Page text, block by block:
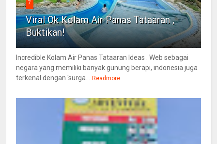
7
Viral Ok Kolam Air Panas Tataaran ,
Buktikan!
Incredible Kolam Air Panas Tataaran Ideas . Web sebagai
negara yang memiliki banyak gunung berapi, indonesia juga
terkenal dengan 'surga...
Readmore